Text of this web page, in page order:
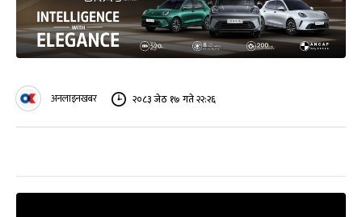
अनलाइनखबर २०८३ जेठ १७ गते २२:२६